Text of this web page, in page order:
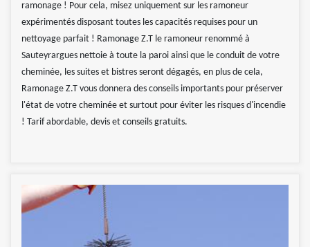
ramonage ! Pour cela, misez uniquement sur les ramoneur
expérimentés disposant toutes les capacités requises pour un
nettoyage parfait ! Ramonage Z.T le ramoneur renommé à
Sauteyrargues nettoie à toute la paroi ainsi que le conduit de votre
cheminée, les suites et bistres seront dégagés, en plus de cela,
Ramonage Z.T vous donnera des conseils importants pour préserver
l'état de votre cheminée et surtout pour éviter les risques d'incendie
! Tarif abordable, devis et conseils gratuits.